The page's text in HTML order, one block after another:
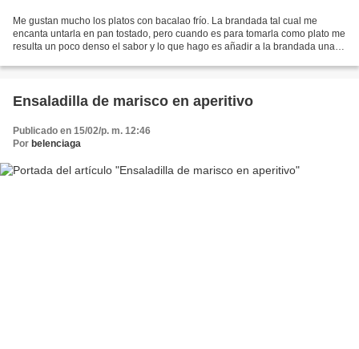
Me gustan mucho los platos con bacalao frío. La brandada tal cual me
encanta untarla en pan tostado, pero cuando es para tomarla como plato me
resulta un poco denso el sabor y lo que hago es añadir a la brandada una
Ensaladilla de marisco en aperitivo
Publicado en 15/02/p. m. 12:46
Por belenciaga